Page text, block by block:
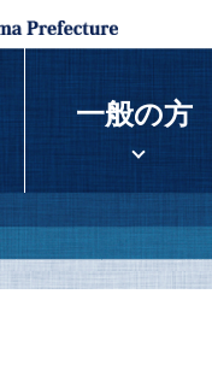
一般の方